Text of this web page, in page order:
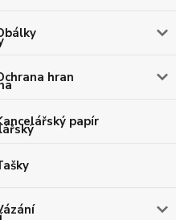
hran
papír